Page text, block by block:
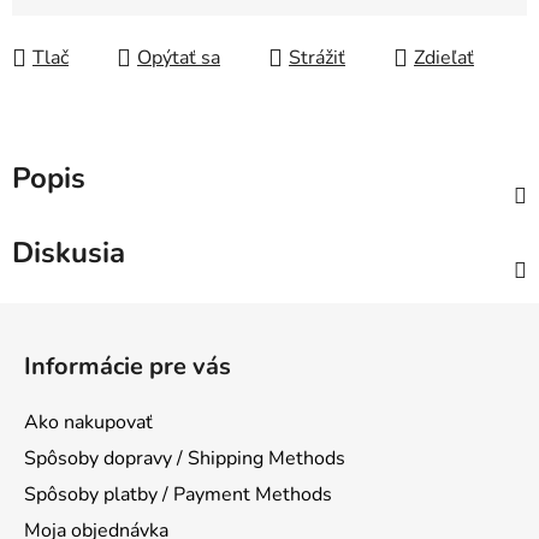
Tlač Opýtať sa Strážiť Zdieľať
Popis
Diskusia
Informácie pre vás
Ako nakupovať
Spôsoby dopravy / Shipping Methods
Spôsoby platby / Payment Methods
Moja objednávka